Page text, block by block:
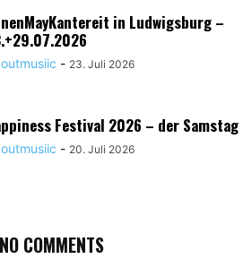
in Ludwigsburg –
- 23. Juli 2026
Festival 2026 – der Samstag
- 20. Juli 2026
NO COMMENTS